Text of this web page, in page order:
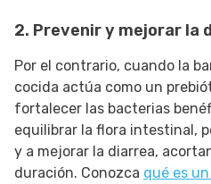
2. Prevenir y mejorar la
Por el contrario, cuando la
cocida actúa como un
fortalecer las bacterias
equilibrar la flora intestinal,
y a mejorar la diarrea,
duración. Conozca qué es